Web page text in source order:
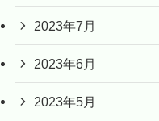
2023年7月
2023年6月
2023年5月